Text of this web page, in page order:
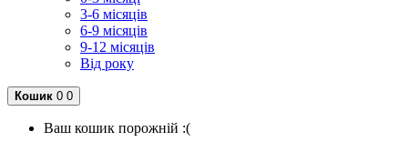
3-6 місяців
6-9 місяців
9-12 місяців
Від року
Кошик 0 0
Ваш кошик порожній :(